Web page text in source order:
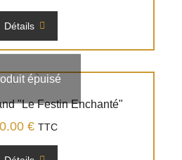
Détails
épuisé
"Le Festin Enchanté"
€ TTC